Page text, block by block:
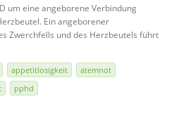
um eine angeborene Verbindung
Ein angeborener
Zwerchfells und des Herzbeutels führt
appetitlosigkeit
atemnot
pphd